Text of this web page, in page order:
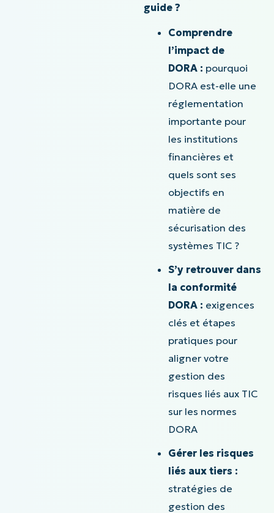
guide ?
Comprendre
l’impact de
DORA : pourquoi
DORA est-elle une
réglementation
importante pour
les institutions
financières et
quels sont ses
objectifs en
matière de
sécurisation des
systèmes TIC ?
S’y retrouver dans
la conformité
DORA : exigences
clés et étapes
pratiques pour
aligner votre
gestion des
risques liés aux TIC
sur les normes
DORA
Gérer les risques
liés aux tiers :
stratégies de
gestion des